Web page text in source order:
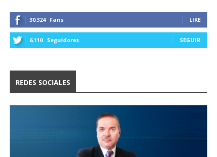
30,324 Fans LIKE
6,110 Seguidores SEGUIR
REDES SOCIALES